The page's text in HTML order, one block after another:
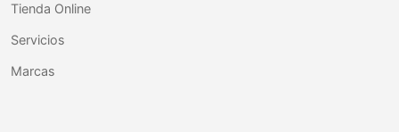
Tienda Online
Servicios
Marcas